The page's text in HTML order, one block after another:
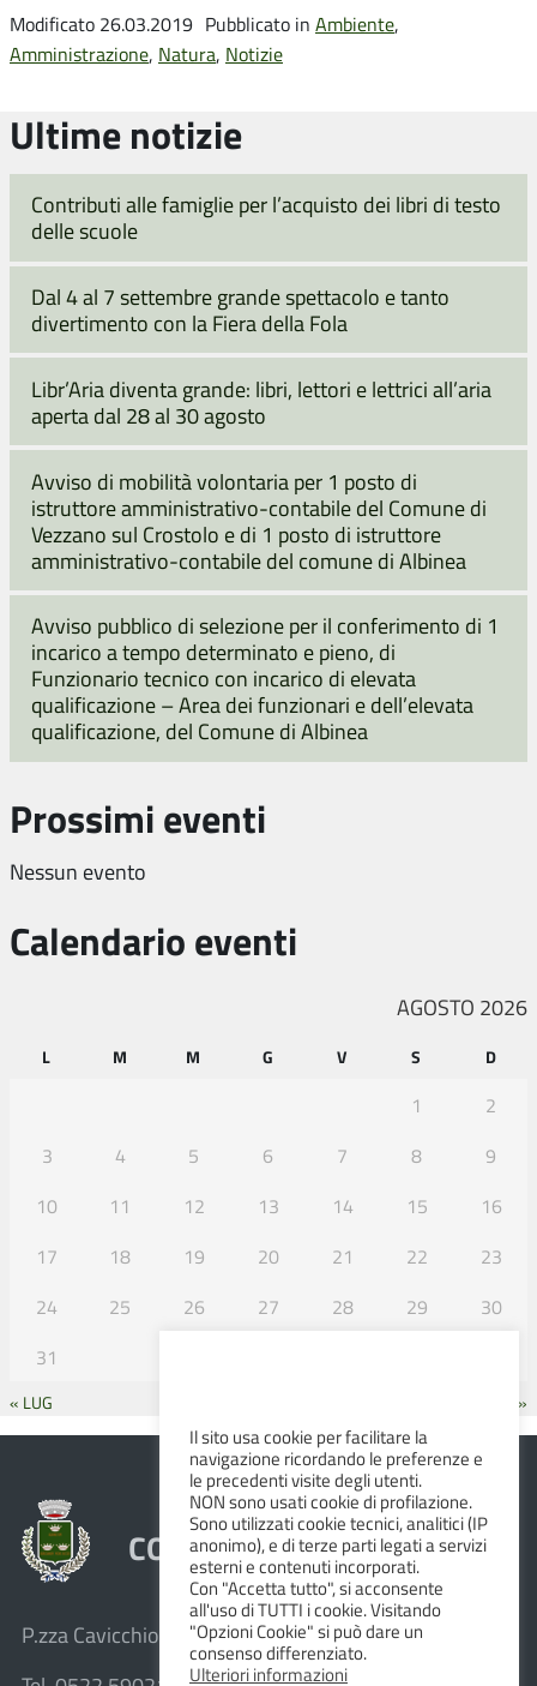
Modificato 26.03.2019 Pubblicato in Ambiente,
Amministrazione, Natura, Notizie
Ultime notizie
Contributi alle famiglie per l’acquisto dei libri di testo
delle scuole
Dal 4 al 7 settembre grande spettacolo e tanto
divertimento con la Fiera della Fola
Libr’Aria diventa grande: libri, lettori e lettrici all’aria
aperta dal 28 al 30 agosto
Avviso di mobilità volontaria per 1 posto di
istruttore amministrativo-contabile del Comune di
Vezzano sul Crostolo e di 1 posto di istruttore
amministrativo-contabile del comune di Albinea
Avviso pubblico di selezione per il conferimento di 1
incarico a tempo determinato e pieno, di
Funzionario tecnico con incarico di elevata
qualificazione – Area dei funzionari e dell’elevata
qualificazione, del Comune di Albinea
Prossimi eventi
Nessun evento
Calendario eventi
AGOSTO 2026
L M M G V S D
1
2
3
4 5 6 7 8
9
10
11 12 13 14 15
16
17
18 19 20 21 22
23
24
25 26 27 28 29
30
31
« LUG SET »
COMUNE DI ALBINEA
P.zza Cavicchioni, 8 – 42020 Albinea (R.E.)
Il sito usa cookie per facilitare la
navigazione ricordando le preferenze e
le precedenti visite degli utenti.
NON sono usati cookie di profilazione.
Sono utilizzati cookie tecnici, analitici (IP
anonimo), e di terze parti legati a servizi
esterni e contenuti incorporati.
Con "Accetta tutto", si acconsente
all'uso di TUTTI i cookie. Visitando
"Opzioni Cookie" si può dare un
consenso differenziato.
Ulteriori informazioni